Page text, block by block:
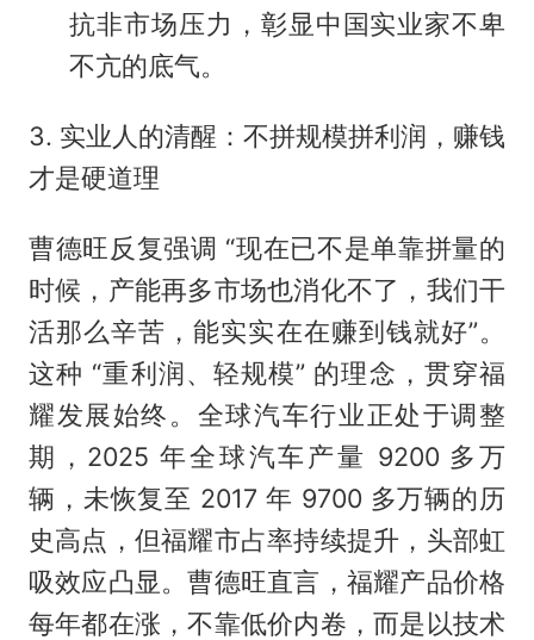
抗非市场压力，彰显中国实业家不卑
不亢的底气。
3. 实业人的清醒：不拼规模拼利润，赚钱
才是硬道理
曹德旺反复强调 “现在已不是单靠拼量的
时候，产能再多市场也消化不了，我们干
活那么辛苦，能实实在在赚到钱就好”。
这种 “重利润、轻规模” 的理念，贯穿福
耀发展始终。全球汽车行业正处于调整
期，2025 年全球汽车产量 9200 多万
辆，未恢复至 2017 年 9700 多万辆的历
史高点，但福耀市占率持续提升，头部虹
吸效应凸显。曹德旺直言，福耀产品价格
每年都在涨，不靠低价内卷，而是以技术